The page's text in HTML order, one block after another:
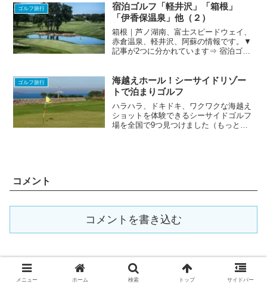
る オススメできる宿泊施設を完備してい
る
ゴルフ旅行
宿泊ゴルフ「軽井沢」「箱根」
「伊香保温泉」他（２）
箱根｜芦ノ湖南、富士スピードウェイ、
赤倉温泉、軽井沢、阿蘇の情報です。▼
記事が2つに分かれています⇒ 宿泊ゴル
「伊香保温泉」他（２）＊現在このペー
ジ
ゴルフ旅行
海越えホール！シーサイドリゾー
トで泊まりゴルフ
ハラハラ、ドキドキ、ワクワクな海越え
ショットを体験できるシーサイドゴルフ
場を全国で9つ見つけました（もっとあ
コメント
コメントを書き込む
メニュー ホーム 検索 トップ サイドバー